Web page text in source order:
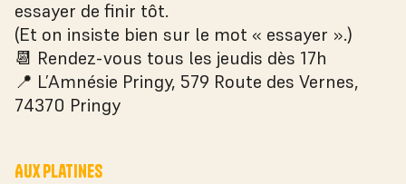
essayer de finir tôt.
(Et on insiste bien sur le mot « essayer ».)
📆 Rendez-vous tous les jeudis dès 17h
📍 L’Amnésie Pringy, 579 Route des Vernes,
74370 Pringy
AUx platines